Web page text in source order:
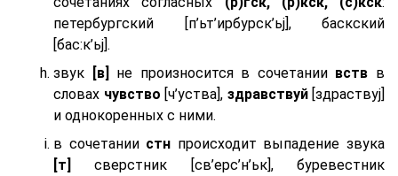
петербургский [п’ьт’ирбурск’ьj], баскский
[бас:к’ьj].
звук
[в] не произносится в сочетании вств в
словах чувство [ч’уства], здравствуй[здраствуj]
и однокоренных с ними.
в сочетании стн происходит выпадение звука
[т]
сверстник [св’ерс’н’ьк], буревестник